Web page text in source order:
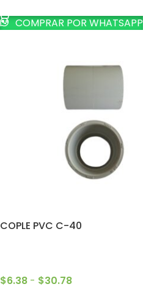
COMPRAR POR WHATSAPP
COPLE PVC C-40
$6.38 - $30.78